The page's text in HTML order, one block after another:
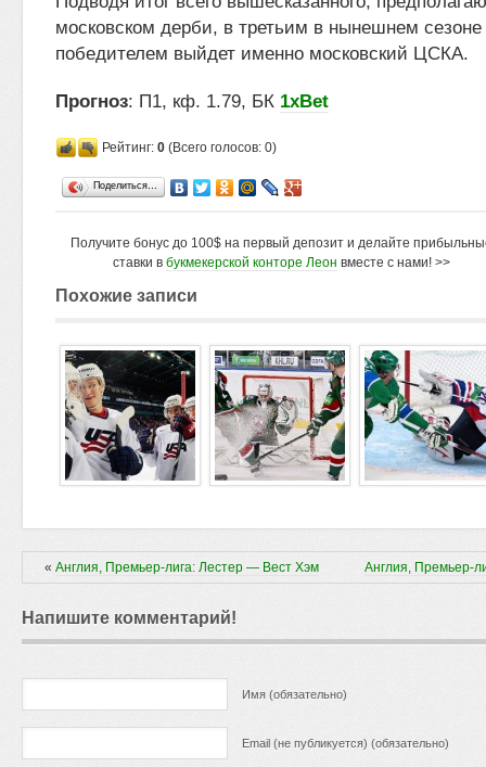
московском дерби, в третьим в нынешнем сезоне
победителем выйдет именно московский ЦСКА.
Прогноз: П1, кф. 1.79, БК 1xBet
Рейтинг: 0 (Всего голосов: 0)
Поделиться…
Получите бонус до 100$ на первый депозит и делайте
ставки в букмекерской конторе Леон вместе с нами! >>
Похожие записи
« Англия, Премьер-лига: Лестер — Вест Хэм Англия, Премьер-
Напишите комментарий!
Имя (обязательно)
Email (не публикуется) (обязательно)